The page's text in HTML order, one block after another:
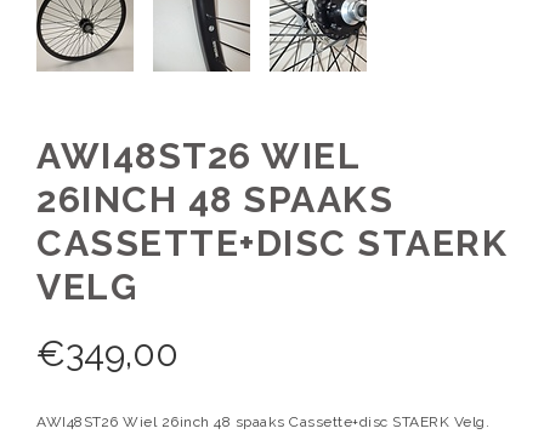
AWI48ST26 WIEL
26INCH 48 SPAAKS
CASSETTE+DISC STAERK
VELG
€349,00
AWI48ST26 Wiel 26inch 48 spaaks Cassette+disc STAERK Velg.